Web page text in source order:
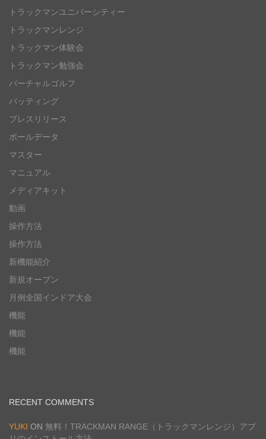
トラックマンユニバーシティー
トラックマンレンジ
トラックマン体験会
トラックマン勉強会
バーチャルゴルフ
パッティング
プレスリリース
ボールデータ
マスター
マニュアル
メディアキット
動画
操作方法
操作方法
新機能紹介
新規オープン
月例全国インドア大会
機能
機能
機能
RECENT COMMENTS
YUKI ON 無料！TRACKMAN RANGE（トラックマンレンジ）アプ